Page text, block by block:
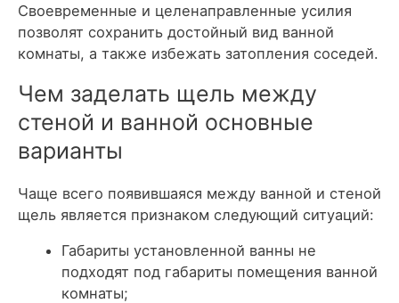
Своевременные и целенаправленные усилия
позволят сохранить достойный вид ванной
комнаты, а также избежать затопления соседей.
Чем заделать щель между
стеной и ванной основные
варианты
Чаще всего появившаяся между ванной и стеной
щель является признаком следующий ситуаций:
Габариты установленной ванны не
подходят под габариты помещения ванной
комнаты;